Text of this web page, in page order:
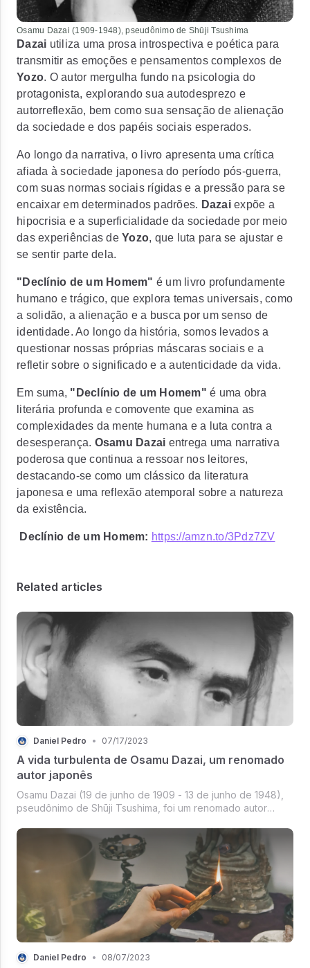
Osamu Dazai (1909-1948), pseudônimo de Shūji Tsushima
Dazai utiliza uma prosa introspectiva e poética para
transmitir as emoções e pensamentos complexos de
Yozo. O autor mergulha fundo na psicologia do
protagonista, explorando sua autodesprezo e
autorreflexão, bem como sua sensação de alienação
da sociedade e dos papéis sociais esperados.
Ao longo da narrativa, o livro apresenta uma crítica
afiada à sociedade japonesa do período pós-guerra,
com suas normas sociais rígidas e a pressão para se
encaixar em determinados padrões. Dazaiexpõe a
hipocrisia e a superficialidade da sociedade por meio
das experiências de Yozo, que luta para se ajustar e
se sentir parte dela.
"Declínio de um Homem" é um livro profundamente
humano e trágico, que explora temas universais, como
a solidão, a alienação e a busca por um senso de
identidade. Ao longo da história, somos levados a
questionar nossas próprias máscaras sociais e a
refletir sobre o significado e a autenticidade da vida.
Em suma, "Declínio de um Homem" é uma obra
literária profunda e comovente que examina as
complexidades da mente humana e a luta contra a
desesperança. Osamu Dazai entrega uma narrativa
poderosa que continua a ressoar nos leitores,
destacando-se como um clássico da literatura
japonesa e uma reflexão atemporal sobre a natureza
da existência.
Declínio de um Homem: https://amzn.to/3Pdz7ZV
Related articles
Daniel Pedro • 07/17/2023
A vida turbulenta de Osamu Dazai, um renomado
autor japonês
Osamu Dazai (19 de junho de 1909 - 13 de junho de 1948),
pseudônimo de Shūji Tsushima, foi um renomado autor
conquistaram grande sucesso. No entanto...
Daniel Pedro • 08/07/2023